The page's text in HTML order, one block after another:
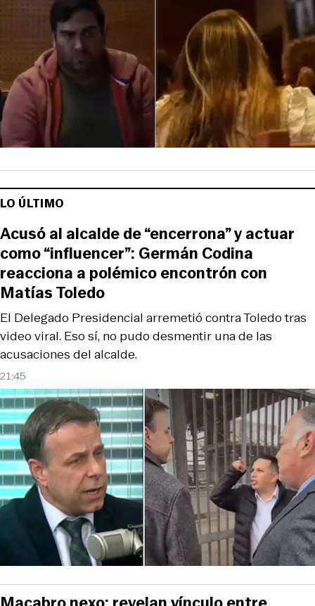
LO ÚLTIMO
21:45
El Delegado Presidencial arremetió contra Toledo tras
video viral. Eso sí, no pudo desmentir una de las
acusaciones del alcalde.
Acusó al alcalde de “encerrona” y actuar
como “influencer”: Germán Codina
reacciona a polémico encontrón con
Matías Toledo